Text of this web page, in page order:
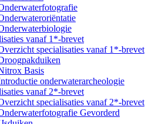
vanaf 1*-brevet
specialisaties vanaf 1*-brevet
Basis
onderwaterarcheologie
vanaf 2*-brevet
specialisaties vanaf 2*-brevet
Gevorderd